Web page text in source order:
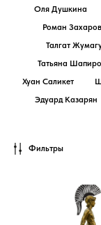
Оля Душкина
Роман Захаров
Талгат
Татьяна Шапиро
Хуан Саликет
Эдуард Казарян
Фильтры